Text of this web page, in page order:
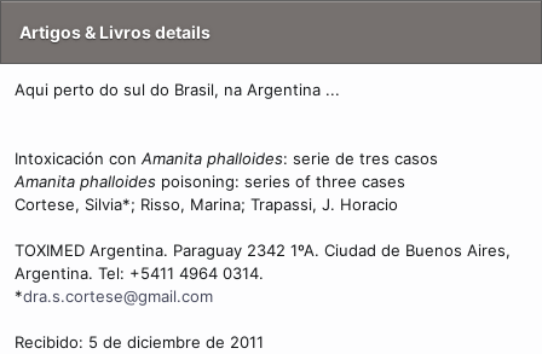
e
Artigos & Livros details
Aqui perto do sul do Brasil, na Argentina ...
Intoxicación con Amanita phalloides: serie de tres casos
Amanita phalloides poisoning: series of three cases
Cortese, Silvia*; Risso, Marina; Trapassi, J. Horacio
TOXIMED Argentina. Paraguay 2342 1ºA. Ciudad de Buenos Aires,
Argentina. Tel: +5411 4964 0314.
*dra.s.cortese@gmail.com
Recibido: 5 de diciembre de 2011